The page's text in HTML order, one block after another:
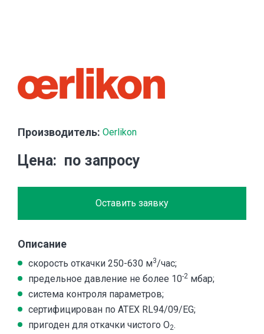
Производитель: Oerlikon
Цена по запросу
Оставить заявку
Описание
скорость откачки 250-630 м3/час;
предельное давление не более 10-2 мбар;
система контроля параметров;
сертифицирован по ATEX RL94/09/EG;
пригоден для откачки чистого O2.